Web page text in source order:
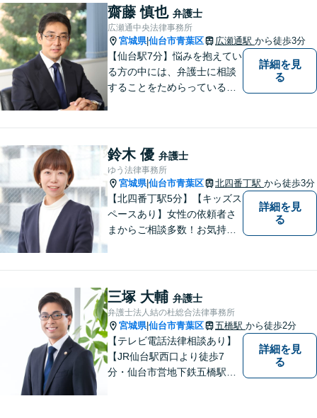
たる事件も、受任可能です。
お気軽にご相談ください。
齋藤 慎也 弁護士
広瀬通中央法律事務所
宮城県|仙台市青葉区 広瀬通駅 から徒歩3分
【仙台駅7分】悩みを抱えてい
る方の中には、弁護士に相談
することをためらっている方
待できます。 どんなことで
も、お気軽に相談ください。
詳細を見
る
鈴木 優 弁護士
ゆう法律事務所
宮城県|仙台市青葉区 北四番丁駅 から徒歩3分
【北四番丁駅5分】【キッズス
ペースあり】女性の依頼者さ
まからご相談多数！お気持ち
料請求／親権・養育費【労働
問題】マタハラなど女性特有
のトラブルに迅速に対応【初
回相談無料】
詳細を見
る
三塚 大輔 弁護士
弁護士法人結の杜総合法律事務所
宮城県|仙台市青葉区 五橋駅 から徒歩2分
【テレビ電話法律相談あり】
【JR仙台駅西口より徒歩7
分・仙台市営地下鉄五橋駅北4
詳細を見
る